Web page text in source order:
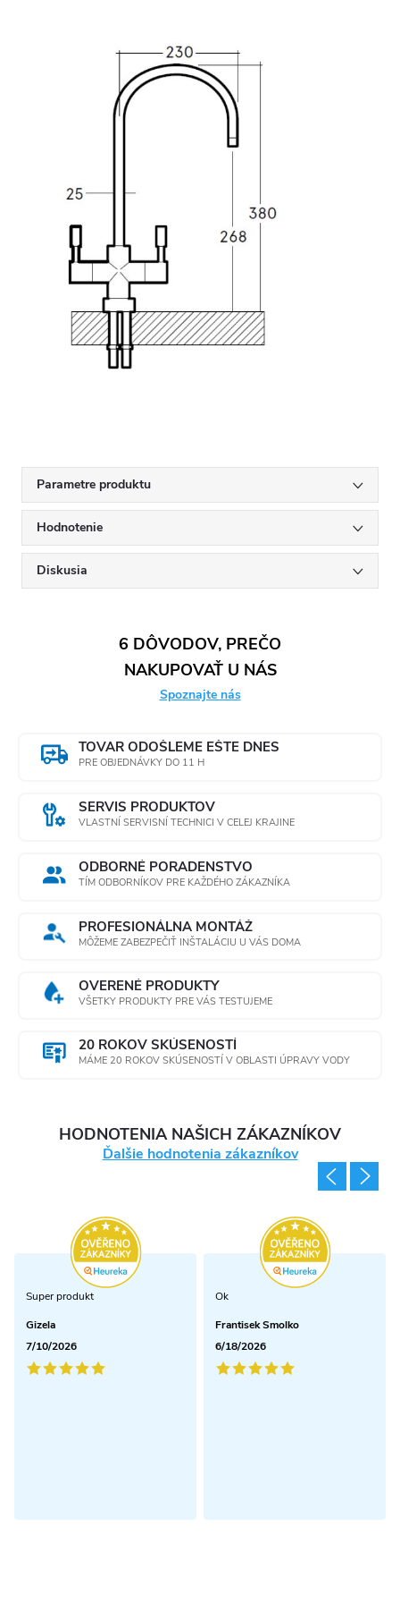
Parametre produktu
Hodnotenie
Diskusia
6 DÔVODOV, PREČO
NAKUPOVAŤ U NÁS
Spoznajte nás
TOVAR ODOŠLEME EŠTE DNES
PRE OBJEDNÁVKY DO 11 H
SERVIS PRODUKTOV
VLASTNÍ SERVISNÍ TECHNICI V CELEJ KRAJINE
ODBORNÉ PORADENSTVO
TÍM ODBORNÍKOV PRE KAŽDÉHO ZÁKAZNÍKA
PROFESIONÁLNA MONTÁŽ
MÔŽEME ZABEZPEČIŤ INŠTALÁCIU U VÁS DOMA
OVERENÉ PRODUKTY
VŠETKY PRODUKTY PRE VÁS TESTUJEME
20 ROKOV SKÚSENOSTÍ
MÁME 20 ROKOV SKÚSENOSTÍ V OBLASTI ÚPRAVY VODY
HODNOTENIA NAŠICH ZÁKAZNÍKOV
Ďalšie hodnotenia zákazníkov
Super produkt
Gizela
7/10/2026
Ok
Frantisek Smolko
6/18/2026